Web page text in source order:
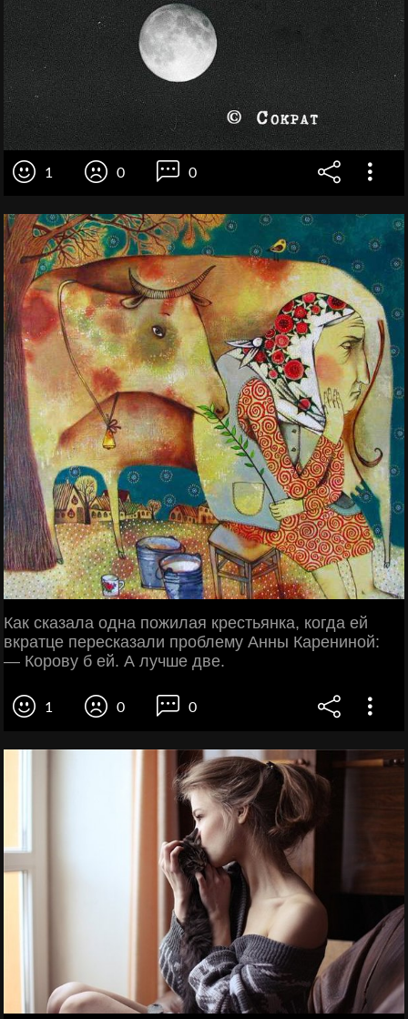
1 0 0
Как сказала одна пожилая крестьянка, когда ей
вкратце пересказали проблему Анны Карениной:
— Корову б ей. А лучше две.
1 0 0